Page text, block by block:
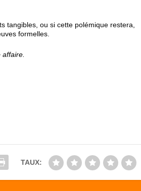
tangibles, ou si cette polémique restera,
formelles.
TAUX: